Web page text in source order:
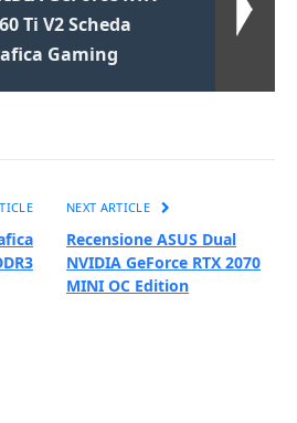
Ti V2 Scheda
Gaming
NEXT ARTICLE
Recensione ASUS Dual
NVIDIA GeForce RTX 2070
MINI OC Edition